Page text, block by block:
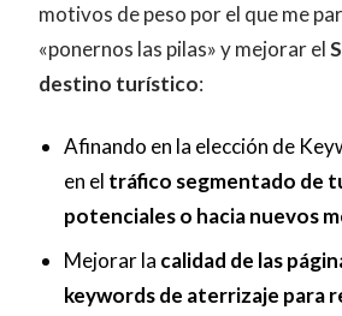
motivos de peso por el que me
«ponernos las pilas» y mejorar el
destino turístico:
Afinando en la elección de
en el tráfico segmentado de
potenciales o hacia nuevos
Mejorar la calidad de las
keywords de aterrizaje para